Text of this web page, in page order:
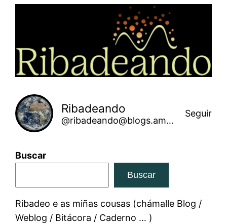
Ribadeando
@ribadeando@blogs.amarinha.gal
Seguir
Buscar
Buscar
Ribadeo e as miñas cousas (chámalle Blog /
Weblog / Bitácora / Caderno … )